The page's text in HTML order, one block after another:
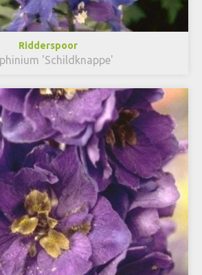
Ridderspoor
'Schildknappe'